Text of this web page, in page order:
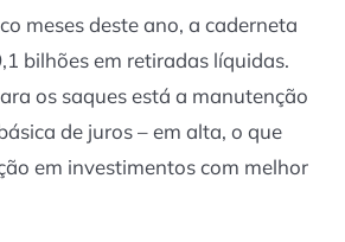
meses deste ano, a caderneta
bilhões em retiradas líquidas.
os saques está a manutenção
de juros – em alta, o que
em investimentos com melhor